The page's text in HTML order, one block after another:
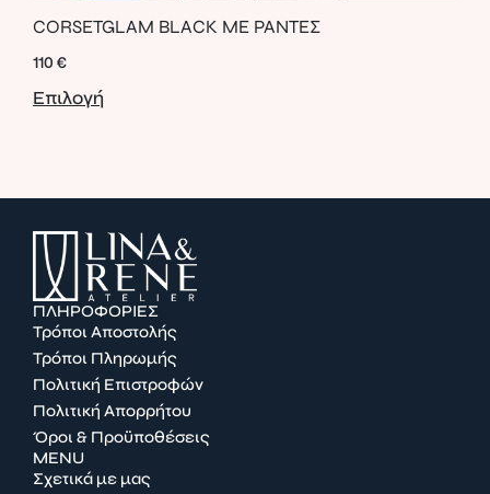
CORSETGLAM BLACK ΜΕ ΡΑΝΤΕΣ
110 €
Επιλογή
ΠΛΗΡΟΦΟΡΙΕΣ
Τρόποι Αποστολής
Τρόποι Πληρωμής
Πολιτική Επιστροφών
Πολιτική Απορρήτου
Όροι & Προϋποθέσεις
MENU
Σχετικά με μας